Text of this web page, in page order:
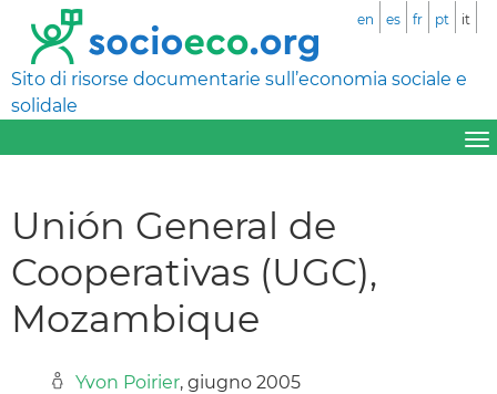
Sito di risorse documentarie sull’economia sociale e
solidale
en es fr pt it
Unión General de
Cooperativas (UGC),
Mozambique
Yvon Poirier, giugno 2005